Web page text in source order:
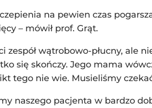
na pewien czas
– mówił prof. Grąt.
wątrobowo-płucny, ale
się skończy. Jego mama
tego nie wie. Musieliśmy
naszego pacjenta w bardzo